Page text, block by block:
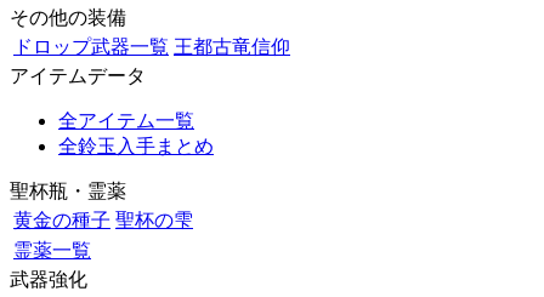
その他の装備
ドロップ武器一覧 王都古竜信仰
アイテムデータ
全アイテム一覧
全鈴玉入手まとめ
聖杯瓶・霊薬
黄金の種子 聖杯の雫
霊薬一覧
武器強化